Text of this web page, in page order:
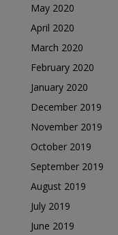
May 2020
April 2020
March 2020
February 2020
January 2020
December 2019
November 2019
October 2019
September 2019
August 2019
July 2019
June 2019